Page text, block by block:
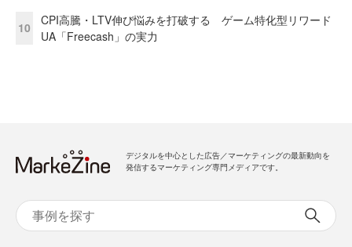
10
CPI高騰・LTV伸び悩みを打破する ゲーム特化型リワード
UA「Freecash」の実力
デジタルを中心とした広告／マーケティングの最新動向を
発信するマーケティング専門メディアです。